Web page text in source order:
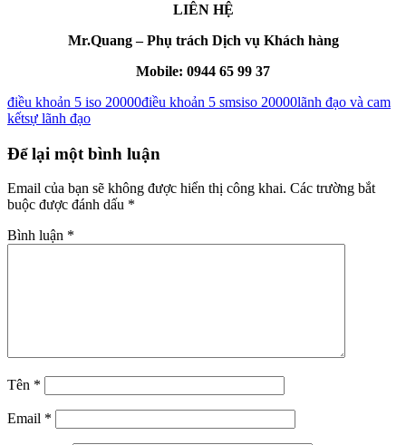
LIÊN HỆ
Mr.Quang – Phụ trách Dịch vụ Khách hàng
Mobile: 0944 65 99 37
điều khoản 5 iso 20000điều khoản 5 smsiso 20000lãnh đạo và cam
kếtsự lãnh đạo
Để lại một bình luận
Email của bạn sẽ không được hiển thị công khai. Các trường bắt
buộc được đánh dấu *
Bình luận *
Tên *
Email *